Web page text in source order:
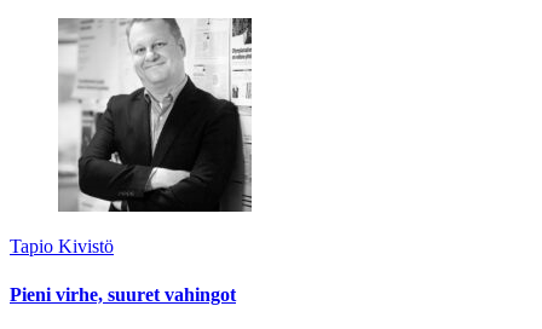
Tapio Kivistö
Pieni virhe, suuret vahingot